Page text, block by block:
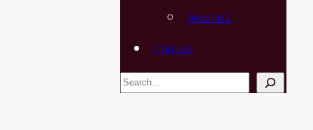
Season 2
Contact
Search